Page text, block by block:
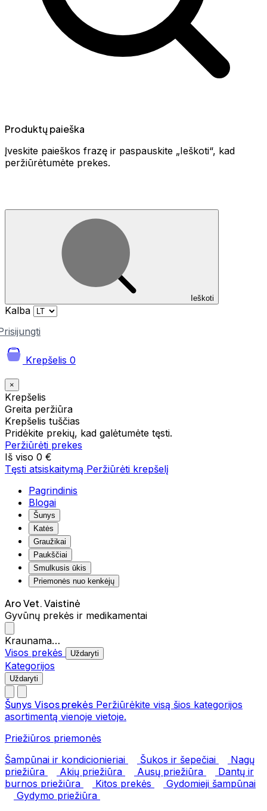
Produktų paieška
Įveskite paieškos frazę ir paspauskite „Ieškoti“, kad
peržiūrėtumėte prekes.
Ieškoti
Kalba
Krepšelis 0
×
Krepšelis
Greita peržiūra
Krepšelis tuščias
Pridėkite prekių, kad galėtumėte tęsti.
Peržiūrėti prekes
Iš viso 0 €
Tęsti atsiskaitymą Peržiūrėti krepšelį
Pagrindinis
Blogai
Šunys
Katės
Graužikai
Paukščiai
Smulkusis ūkis
Priemonės nuo kenkėjų
Aro Vet. Vaistinė
Gyvūnų prekės ir medikamentai
Kraunama…
Visos prekės
Uždaryti
Kategorijos
Uždaryti
Šunys Visos prekės Peržiūrėkite visą šios kategorijos
asortimentą vienoje vietoje.
Priežiūros priemonės
Šampūnai ir kondicionieriai
Šukos ir šepečiai
Nagų
priežiūra
Akių priežiūra Ausų priežiūra
Dantų ir
burnos priežiūra
Kitos prekės
Gydomieji šampūnai
Gydymo priežiūra